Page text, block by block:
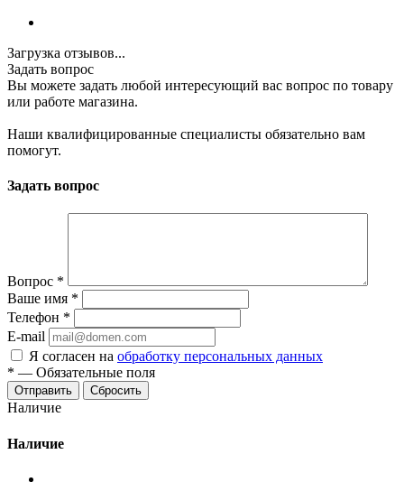
Загрузка отзывов...
Задать вопрос
Вы можете задать любой интересующий вас вопрос по товару
или работе магазина.
Наши квалифицированные специалисты обязательно вам
помогут.
Задать вопрос
Вопрос *
Ваше имя *
Телефон *
E-mail
Я согласен на обработку персональных данных
* — Обязательные поля
Сбросить
Наличие
Наличие